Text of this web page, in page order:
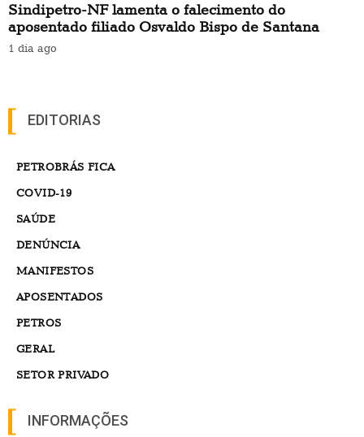
Sindipetro-NF lamenta o falecimento do
aposentado filiado Osvaldo Bispo de Santana
1 dia ago
EDITORIAS
PETROBRÁS FICA
COVID-19
SAÚDE
DENÚNCIA
MANIFESTOS
APOSENTADOS
PETROS
GERAL
SETOR PRIVADO
INFORMAÇÕES